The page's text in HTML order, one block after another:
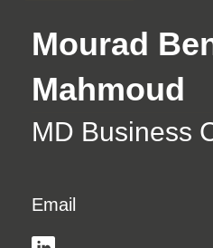
Mourad
Mahmoud
MD Business
Email